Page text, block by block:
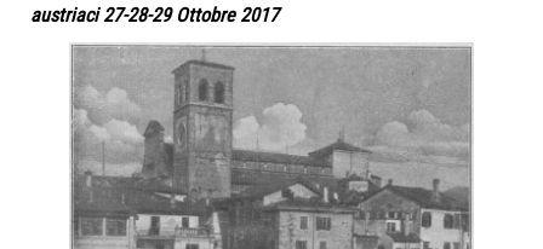
austriaci 27-28-29 Ottobre 2017